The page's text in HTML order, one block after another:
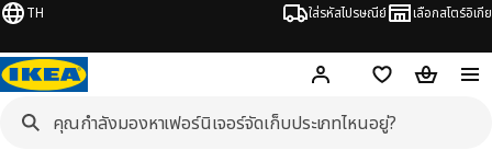
TH ใส่รหัสไปรษณีย์ เลือกสโตร์อิเกีย
Hej! เข้าสู่ระบบ หรือ ลงทะเ
ช้อปปิ้งลิสต์ตะกร้าสินค้